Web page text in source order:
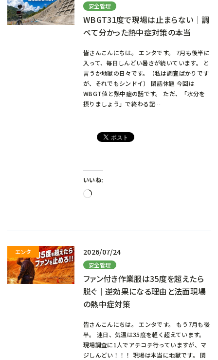
安全管理
WBGT31度で現場は止まらない｜調
べて分かった熱中症対策の本当
皆さんこんにちは。 エンタです。 7月も後半に
入って、毎日しんどい暑さが続いています。 と
言うか地獄の日々です。（私は調査ばかりです
が、それでもシンドイ） 閑話休題 今回は
WBGT値と熱中症の話です。 ただ、「水分を
摂りましょう」で終わる記…
いいね:
読
2026/07/24
安全管理
ファン付き作業服は35度を超えたら
脱ぐ｜逆効果になる理由と法面現場
の熱中症対策
皆さんこんにちは。 エンタです。 もう7月も後
半。 連日、気温は35度を軽く超えています。
現場調査に1人でアチコチ行っていますが、マ
ジしんどい！！！ 現場は本当に地獄です。 閑